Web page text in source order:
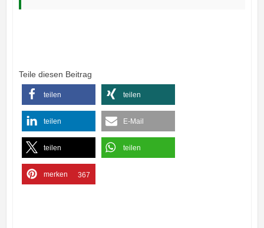
Teile diesen Beitrag
teilen teilen
teilen E-Mail
teilen teilen
merken 367